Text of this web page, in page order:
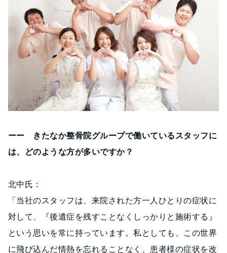
ーー きたなか整骨院グループで働いているスタッフに
は、どのような方が多いですか？
北中氏：
「当社のスタッフは、来院された方一人ひとりの症状に
対して、『後遺症を残すことなくしっかりと施術する』
という思いを常に持っています。私としても、この世界
に飛び込んだ情熱を忘れることなく、患者様の症状を改